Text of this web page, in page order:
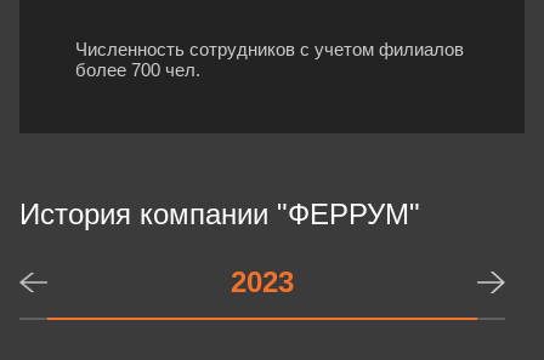
Численность сотрудников с учетом филиалов
более 700 чел.
История компании "ФЕРРУМ"
2023